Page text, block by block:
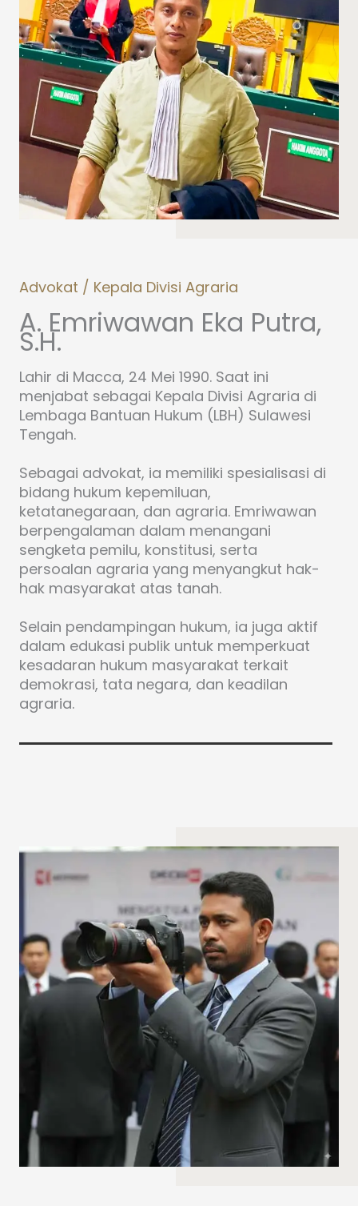
Advokat / Kepala Divisi Agraria
A. Emriwawan Eka Putra,
S.H.
Lahir di Macca, 24 Mei 1990. Saat ini
menjabat sebagai Kepala Divisi Agraria di
Lembaga Bantuan Hukum (LBH) Sulawesi
Tengah.
Sebagai advokat, ia memiliki spesialisasi di
bidang hukum kepemiluan,
ketatanegaraan, dan agraria. Emriwawan
berpengalaman dalam menangani
sengketa pemilu, konstitusi, serta
persoalan agraria yang menyangkut hak-
hak masyarakat atas tanah.
Selain pendampingan hukum, ia juga aktif
dalam edukasi publik untuk memperkuat
kesadaran hukum masyarakat terkait
demokrasi, tata negara, dan keadilan
agraria.